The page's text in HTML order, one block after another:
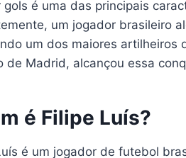
gols é uma das principais
um jogador brasileiro
um dos maiores artilheiros
de Madrid, alcançou essa
é Filipe Luís?
é um jogador de futebol